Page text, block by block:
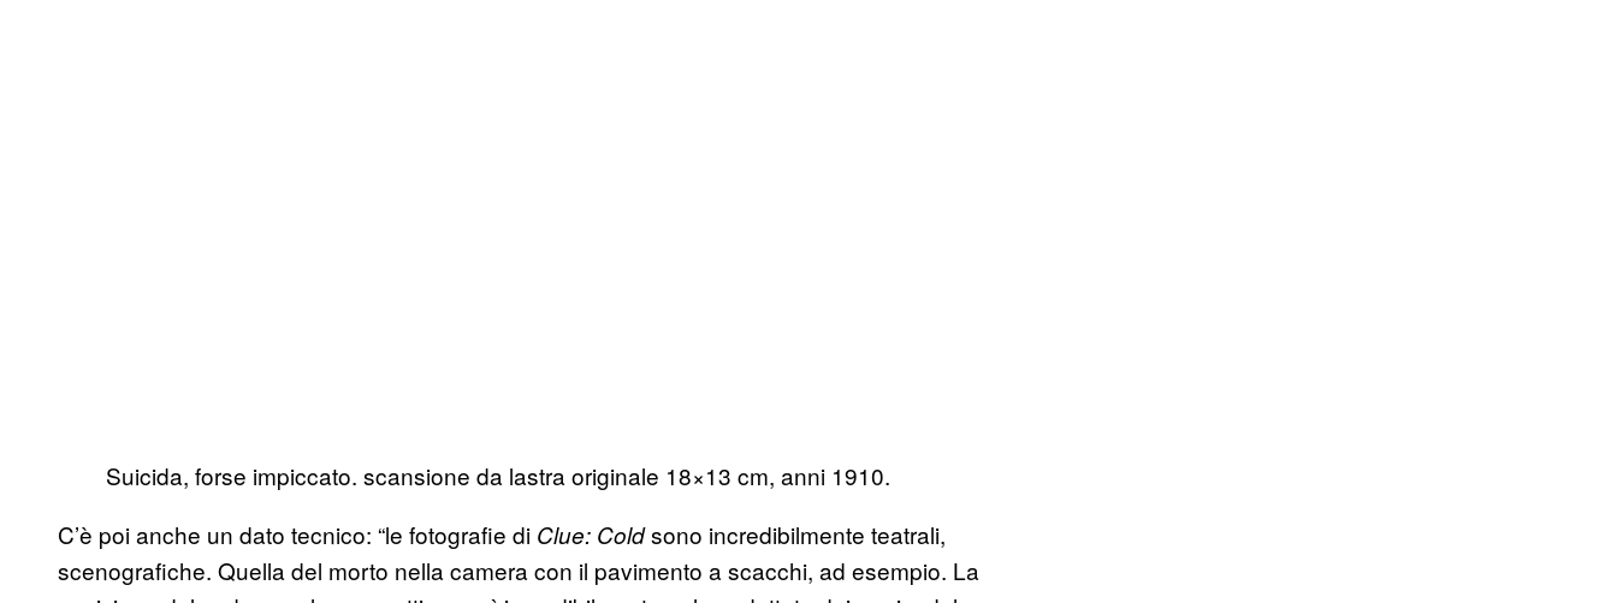
Suicida, forse impiccato. scansione da lastra originale 18×13 cm, anni 1910.
C’è poi anche un dato tecnico: “le fotografie di Clue: Coldsono incredibilmente teatrali,
scenografiche. Quella del morto nella camera con il pavimento a scacchi, ad esempio. La